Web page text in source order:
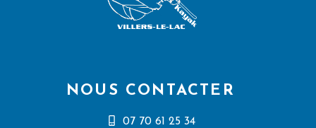
NOUS CONTACTER
07 70 61 25 34